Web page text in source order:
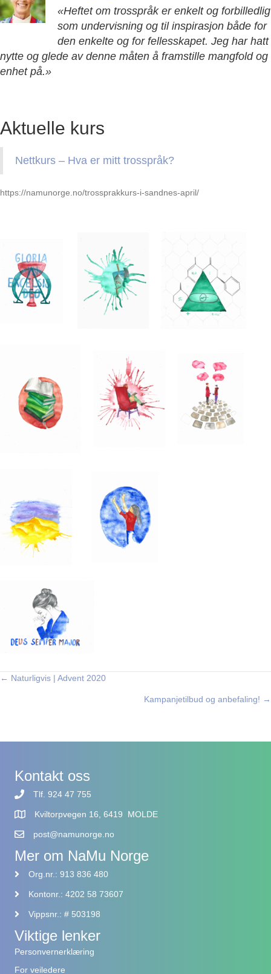
«Heftet om trosspråk er enkelt og forbilledlig
som undervisning og til inspirasjon både for
den enkelte og for fellesskapet. Jeg har hatt
nytte og glede av denne måten å framstille mangfold og
enhet på.»
Aktuelle kurs
Nettkurs – Hva er mitt trosspråk?
https://namunorge.no/trossprakkurs-i-sandnes-april/
Posts
← Naturligvis | Advent 2020
Kampanjetilbud og anbefaling! →
Kontakt oss
Tlf. 924 47 755
Kviltorpvegen 16, 6419 MOLDE
post@namunorge.no
Mer om NaMu Norge
Org.nr.: 913 836 480
Kontonr.: 4202 58 73607
Vippsnr.: # 503198
Viktige lenker
Personvernerklæring
For veiledere